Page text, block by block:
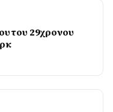
του 29χρονου